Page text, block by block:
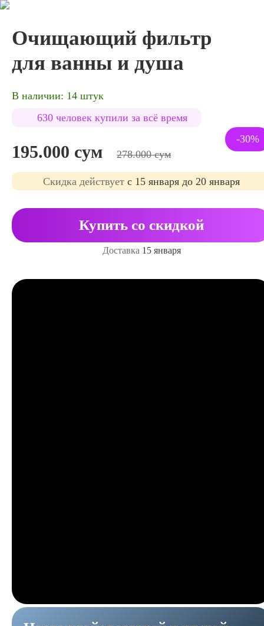
Очищающий фильтр
для ванны и душа
В наличии: 14 штук
630 человек купили за всё время
195.000 сум 278.000 сум
-30%
Cкидка действует с 15 января до 20 января
Купить со скидкой
Доставка 15 января